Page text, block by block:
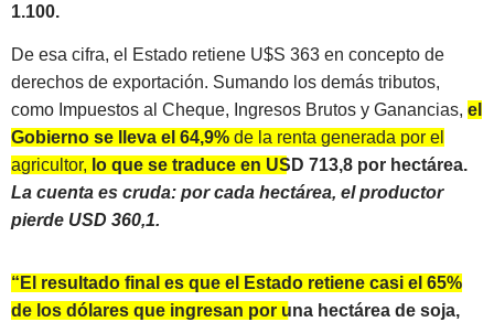
1.100.
De esa cifra, el Estado retiene U$S 363 en concepto de
derechos de exportación. Sumando los demás tributos,
como Impuestos al Cheque, Ingresos Brutos y Ganancias, el
Gobierno se lleva el 64,9% de la renta generada por el
agricultor, lo que se traduce en USD 713,8 por hectárea.
La cuenta es cruda: por cada hectárea, el productor
pierde USD 360,1.
“El resultado final es que el Estado retiene casi el 65%
de los dólares que ingresan por una hectárea de soja,